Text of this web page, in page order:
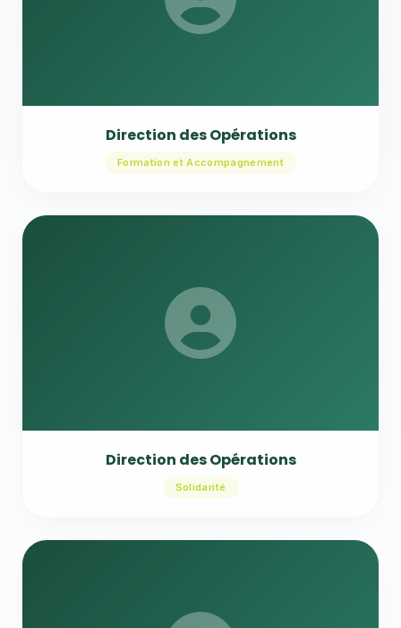
Direction des Opérations
Formation et Accompagnement
Direction des Opérations
Solidarité